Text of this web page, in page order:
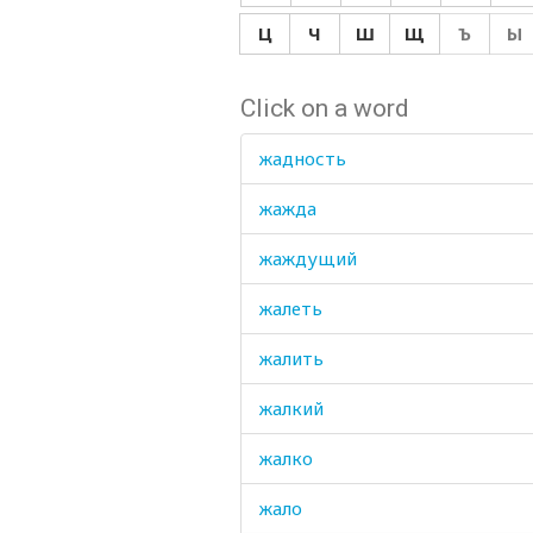
Ц
Ч Ш Щ Ъ Ы
Click on a word
жадность
жажда
жаждущий
жалеть
жалить
жалкий
жалко
жало